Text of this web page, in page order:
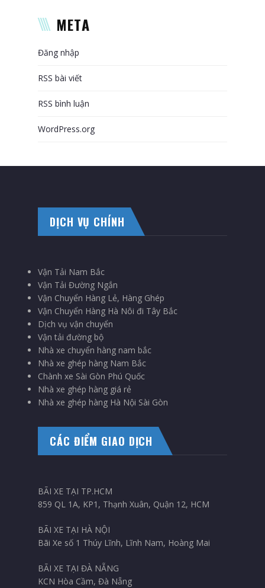
META
Đăng nhập
RSS bài viết
RSS bình luận
WordPress.org
DỊCH VỤ CHÍNH
Vận Tải Nam Bắc
Vận Tải Đường Ngắn
Vận Chuyển Hàng Lẻ, Hàng Ghép
Vận Chuyển Hàng Hà Nôi đi Tây Bắc
Dịch vụ vận chuyển
Vận tải đường bộ
Nhà xe chuyển hàng nam bắc
Nhà xe ghép hàng Nam Bắc
Chành xe Sài Gòn Phú Quốc
Nhà xe ghép hàng giá rẻ
Nhà xe ghép hàng Hà Nội Sài Gòn
CÁC ĐIỂM GIAO DỊCH
BÃI XE TẠI TP.HCM
859 QL 1A, KP1, Thạnh Xuân, Quận 12, HCM
BÃI XE TẠI HÀ NỘI
Bãi Xe số 1 Thúy Lĩnh, Lĩnh Nam, Hoàng Mai
BÃI XE TẠI ĐÀ NẴNG
KCN Hòa Cầm, Đà Nẵng